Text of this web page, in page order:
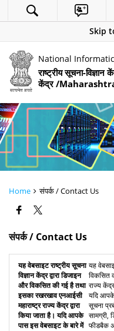
Skip
National
राष्ट्रीय सूचना-विज्ञान
केंद्र /
Home संपर्क / Contact Us
संपर्क / Contact Us
यह
विकसित
राज्य केंद्र
यदि
सूचना
सामग्री,
फीडबैक